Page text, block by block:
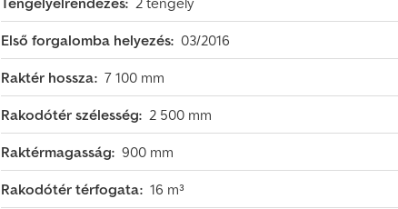
Első forgalomba helyezés: 03/2016
Raktér hossza: 7 100 mm
Rakodótér szélesség: 2 500 mm
Raktérmagasság: 900 mm
Rakodótér térfogata: 16 m³